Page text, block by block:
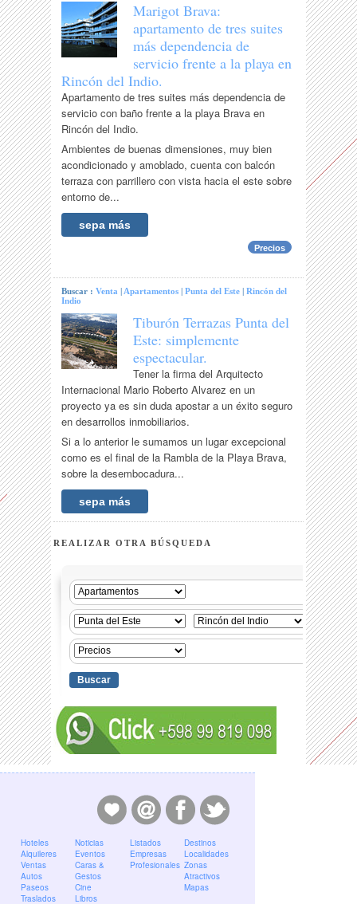
Marigot Brava:
apartamento de tres suites
más dependencia de
servicio frente a la playa en
Rincón del Indio.
Apartamento de tres suites más dependencia de
servicio con baño frente a la playa Brava en
Rincón del Indio.
Ambientes de buenas dimensiones, muy bien
acondicionado y amoblado, cuenta con balcón
terraza con parrillero con vista hacia el este sobre
entorno de...
sepa más
Precios
Buscar :Venta | Apartamentos |Punta del Este |Rincón del
Indio
Tiburón Terrazas Punta del
Este: simplemente
espectacular.
Tener la firma del Arquitecto
Internacional Mario Roberto Alvarez en un
proyecto ya es sin duda apostar a un éxito seguro
en desarrollos inmobiliarios.
Si a lo anterior le sumamos un lugar excepcional
como es el final de la Rambla de la Playa Brava,
sobre la desembocadura...
sepa más
REALIZAR OTRA BÚSQUEDA
Hoteles
Alquileres
Ventas
Autos
Paseos
Traslados
Noticias
Eventos
Caras &
Gestos
Cine
Libros
Listados
Empresas
Profesionales
Destinos
Localidades
Zonas
Atractivos
Mapas